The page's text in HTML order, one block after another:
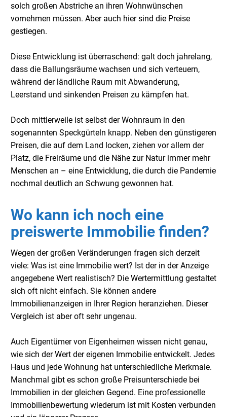
solch großen Abstriche an ihren Wohnwünschen
vornehmen müssen. Aber auch hier sind die Preise
gestiegen.
Diese Entwicklung ist überraschend: galt doch jahrelang,
dass die Ballungsräume wachsen und sich verteuern,
während der ländliche Raum mit Abwanderung,
Leerstand und sinkenden Preisen zu kämpfen hat.
Doch mittlerweile ist selbst der Wohnraum in den
sogenannten Speckgürteln knapp. Neben den günstigeren
Preisen, die auf dem Land locken, ziehen vor allem der
Platz, die Freiräume und die Nähe zur Natur immer mehr
Menschen an – eine Entwicklung, die durch die Pandemie
nochmal deutlich an Schwung gewonnen hat.
Wo kann ich noch eine
preiswerte Immobilie finden?
Wegen der großen Veränderungen fragen sich derzeit
viele: Was ist eine Immobilie wert? Ist der in der Anzeige
angegebene Wert realistisch? Die Wertermittlung gestaltet
sich oft nicht einfach. Sie können andere
Immobilienanzeigen in Ihrer Region heranziehen. Dieser
Vergleich ist aber oft sehr ungenau.
Auch Eigentümer von Eigenheimen wissen nicht genau,
wie sich der Wert der eigenen Immobilie entwickelt. Jedes
Haus und jede Wohnung hat unterschiedliche Merkmale.
Manchmal gibt es schon große Preisunterschiede bei
Immobilien in der gleichen Gegend. Eine professionelle
Immobilienbewertung wiederum ist mit Kosten verbunden